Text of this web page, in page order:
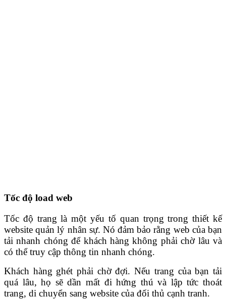
Tốc độ load web
Tốc độ trang là một yếu tố quan trọng trong thiết kế
website quản lý nhân sự. Nó đảm bảo rằng web của bạn
tải nhanh chóng để khách hàng không phải chờ lâu và
có thể truy cập thông tin nhanh chóng.
Khách hàng ghét phải chờ đợi. Nếu trang của bạn tải
quá lâu, họ sẽ dần mất đi hứng thú và lập tức thoát
trang, di chuyển sang website của đối thủ cạnh tranh.